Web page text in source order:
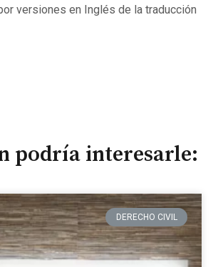
versiones en Inglés de la traducción
podría interesarle:
DERECHO CIVIL